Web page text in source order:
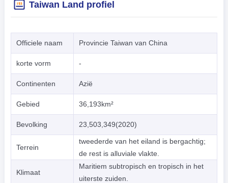
Taiwan Land profiel
Officiele naam Provincie Taiwan van China
korte vorm -
Continenten Azië
Gebied 36,193km²
Bevolking 23,503,349(2020)
Terrein
tweederde van het eiland is bergachtig;
de rest is alluviale vlakte.
Klimaat
Maritiem subtropisch en tropisch in het
uiterste zuiden.